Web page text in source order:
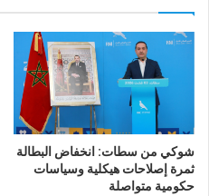
شوكي من سطات: انخفاض البطالة
ثمرة إصلاحات هيكلية وسياسات
حكومية متواصلة